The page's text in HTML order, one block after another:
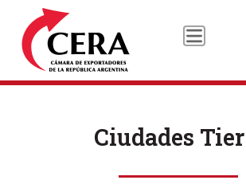
al
contenido
Ciudades